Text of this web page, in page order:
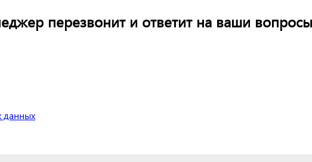
перезвонит и ответит на ваши вопросы
данных